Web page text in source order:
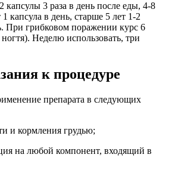
капсулы 3 раза в день после еды, 4-8
капсула в день, старше 5 лет 1-2
При грибковом поражении курс 6
Неделю использовать, три
к процедуре
препарата в следующих
и кормления грудью;
на любой компонент, входящий в